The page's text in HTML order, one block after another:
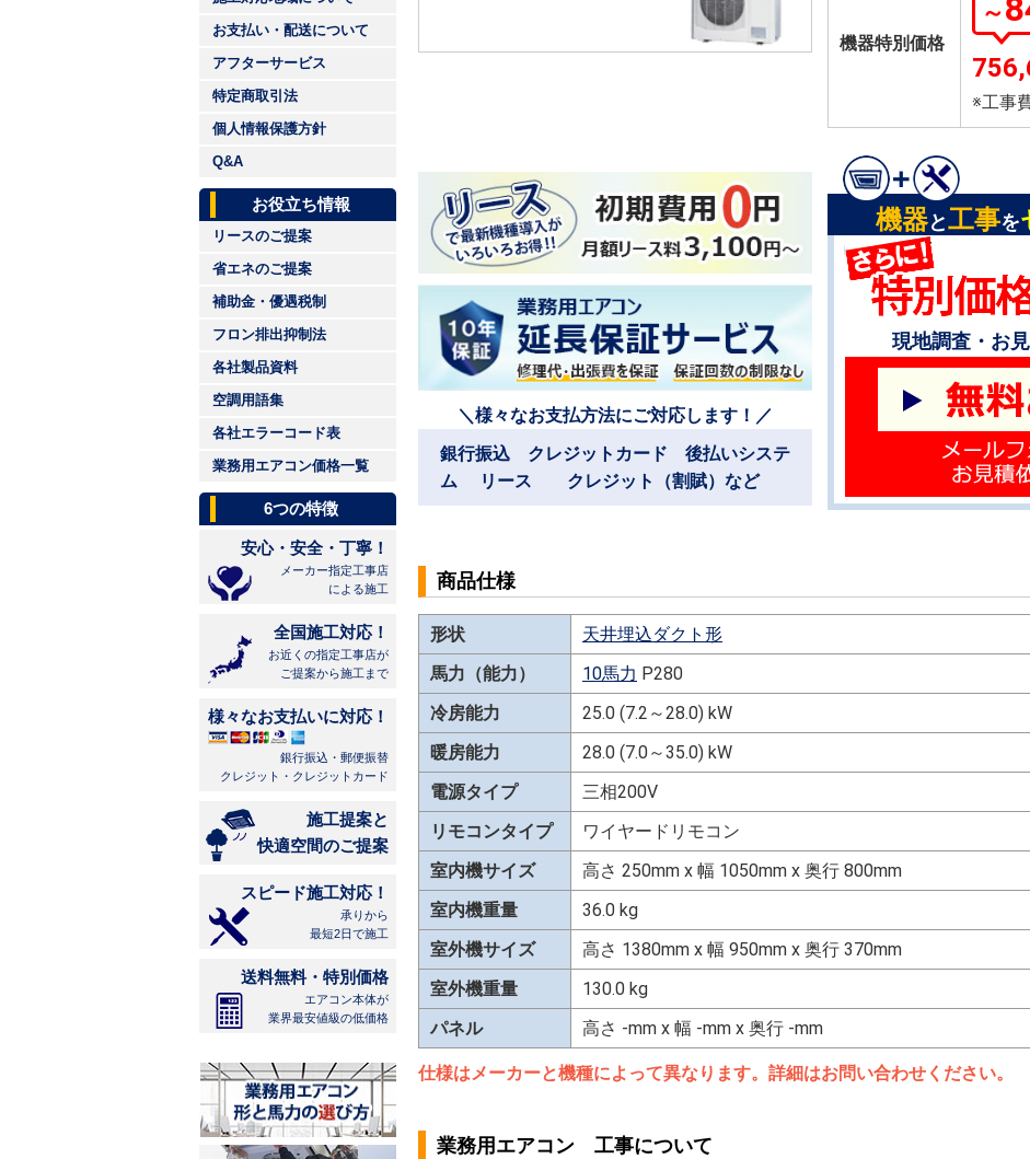
お支払い・配送について
アフターサービス
特定商取引法
個人情報保護方針
Q&A
お役立ち情報
リースのご提案
省エネのご提案
補助金・優遇税制
フロン排出抑制法
各社製品資料
空調用語集
各社エラーコード表
業務用エアコン価格一覧
6つの特徴
安心・安全・丁寧！
メーカー指定工事店
による施工
全国施工対応！
お近くの指定工事店が
ご提案から施工まで
様々なお支払いに対応！
銀行振込・郵便振替
クレジット・クレジットカード
施工提案と
快適空間のご提案
スピード施工対応！
承りから
最短2日で施工
送料無料・特別価格
エアコン本体が
業界最安値級の低価格
機器特別価格
～
※工事
＼様々なお支払方法にご対応します！／
銀行振込 クレジットカード 後払いシステ
ム リース クレジット（割賦）など
機器と工事を
現地調査・お
商品仕様
形状
天井埋込ダクト形
馬力（能力）
10馬力 P280
冷房能力
25.0 (7.2～28.0) kW
暖房能力
28.0 (7.0～35.0) kW
電源タイプ
三相200V
リモコンタイプ
ワイヤードリモコン
室内機サイズ
高さ 250mm x 幅 1050mm x 奥行 800mm
室内機重量
36.0 kg
室外機サイズ
高さ 1380mm x 幅 950mm x 奥行 370mm
室外機重量
130.0 kg
パネル
高さ -mm x 幅 -mm x 奥行 -mm
仕様はメーカーと機種によって異なります。詳細はお問い合わせください。
業務用エアコン 工事について